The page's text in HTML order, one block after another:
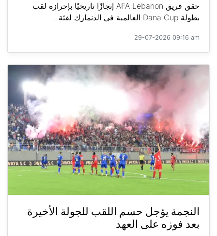
حقق فريق AFA Lebanon إنجازًا تاريخيًا بإحرازه لقب
بطولة Dana Cup العالمية في الدنمارك لفئة...
29-07-2026 09:16 am
النجمة يؤجل حسم اللقب للجولة الأخيرة
بعد فوزه على العهد